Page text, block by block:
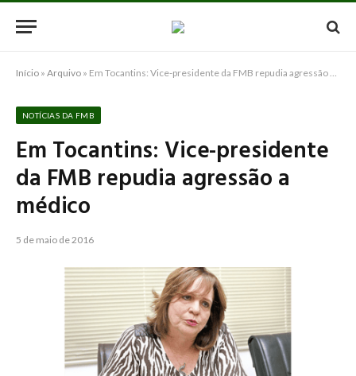
Início » Arquivo » Em Tocantins: Vice-presidente da FMB repudia agressão a médico
NOTÍCIAS DA FMB
Em Tocantins: Vice-presidente
da FMB repudia agressão a
médico
5 de maio de 2016